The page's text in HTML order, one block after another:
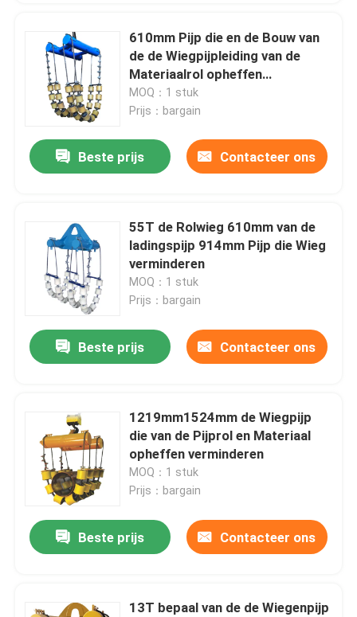
610mm Pijp die en de Bouw van
de de Wiegpijpleiding van de
Materiaalrol opheffen
verminderen
MOQ：1 stuk
Prijs：bargain
Beste prijs Contacteer ons
55T de Rolwieg 610mm van de
ladingspijp 914mm Pijp die Wieg
verminderen
MOQ：1 stuk
Prijs：bargain
Beste prijs Contacteer ons
1219mm1524mm de Wiegpijp
die van de Pijprol en Materiaal
opheffen verminderen
MOQ：1 stuk
Prijs：bargain
Beste prijs Contacteer ons
13T bepaal van de de Wiegenpijp